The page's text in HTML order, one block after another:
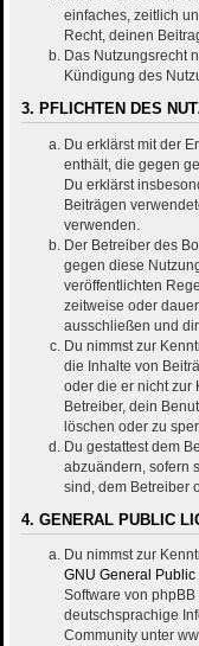
einfaches, zeitlich
Recht, deinen
Das Nutzungsrecht
Kündigung des
3. PFLICHTEN DES
Du erklärst mit der
enthält, die gegen
Du erklärst
Beiträgen
verwenden.
Der Betreiber des
gegen diese
veröffentlichten
zeitweise oder
ausschließen und
Du nimmst zur
die Inhalte von
oder die er nicht zur
Betreiber, dein
löschen oder zu
Du gestattest dem
abzuändern, sofern
sind, dem Betreiber
4. GENERAL PUBLIC
Du nimmst zur
GNU General Public
Software von
deutschsprachige
Community unter